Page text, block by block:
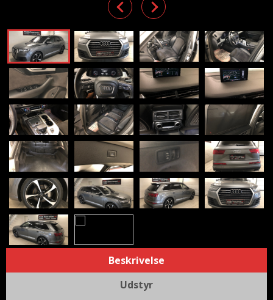
Previous
Next
Beskrivelse
Udstyr